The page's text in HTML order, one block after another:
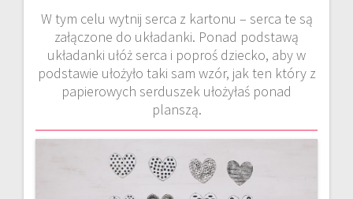
W tym celu wytnij serca z kartonu – serca te są
załączone do układanki. Ponad podstawą
układanki ułóż serca i poproś dziecko, aby w
podstawie ułożyło taki sam wzór, jak ten który z
papierowych serduszek ułożyłaś ponad
planszą.